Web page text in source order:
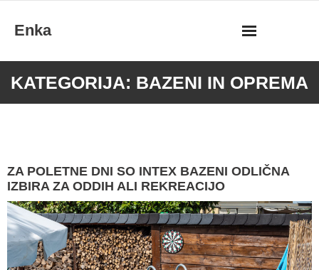
Enka
KATEGORIJA: BAZENI IN OPREMA
ZA POLETNE DNI SO INTEX BAZENI ODLIČNA
IZBIRA ZA ODDIH ALI REKREACIJO